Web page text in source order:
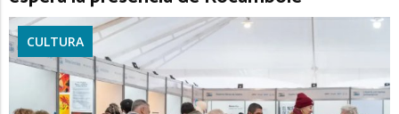
CULTURA